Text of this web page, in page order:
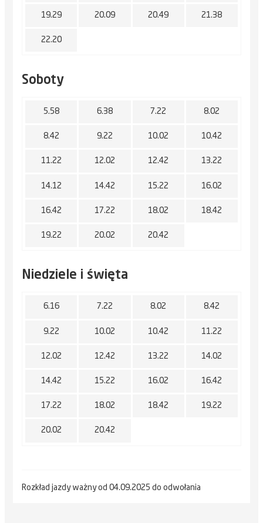
19.29 20.09 20.49 21.38
22.20
Soboty
5.58 6.38 7.22 8.02
8.42 9.22 10.02 10.42
11.22 12.02 12.42 13.22
14.12 14.42 15.22 16.02
16.42 17.22 18.02 18.42
19.22 20.02 20.42
Niedziele i święta
6.16 7.22 8.02 8.42
9.22 10.02 10.42 11.22
12.02 12.42 13.22 14.02
14.42 15.22 16.02 16.42
17.22 18.02 18.42 19.22
20.02 20.42
Rozkład jazdy ważny od 04.09.2025 do odwołania